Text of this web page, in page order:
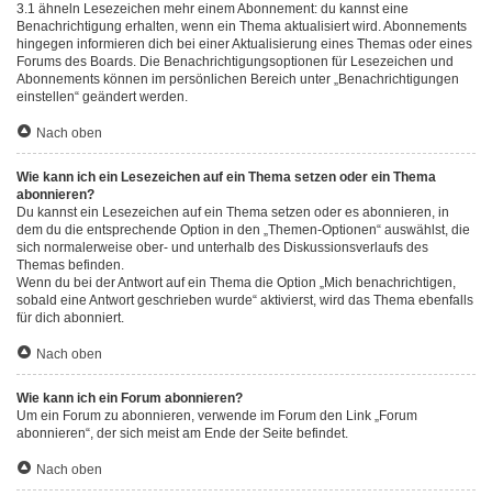
3.1 ähneln Lesezeichen mehr einem Abonnement: du kannst eine
Benachrichtigung erhalten, wenn ein Thema aktualisiert wird. Abonnements
hingegen informieren dich bei einer Aktualisierung eines Themas oder eines
Forums des Boards. Die Benachrichtigungsoptionen für Lesezeichen und
Abonnements können im persönlichen Bereich unter „Benachrichtigungen
einstellen“ geändert werden.
Nach oben
Wie kann ich ein Lesezeichen auf ein Thema setzen oder ein Thema
abonnieren?
Du kannst ein Lesezeichen auf ein Thema setzen oder es abonnieren, in
dem du die entsprechende Option in den „Themen-Optionen“ auswählst, die
sich normalerweise ober- und unterhalb des Diskussionsverlaufs des
Themas befinden.
Wenn du bei der Antwort auf ein Thema die Option „Mich benachrichtigen,
sobald eine Antwort geschrieben wurde“ aktivierst, wird das Thema ebenfalls
für dich abonniert.
Nach oben
Wie kann ich ein Forum abonnieren?
Um ein Forum zu abonnieren, verwende im Forum den Link „Forum
abonnieren“, der sich meist am Ende der Seite befindet.
Nach oben